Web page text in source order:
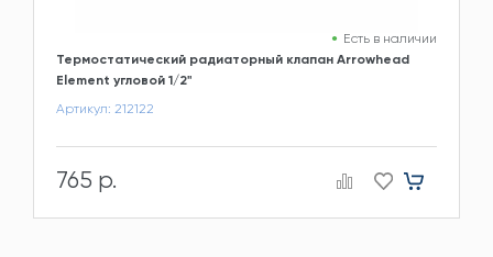
Есть в наличии
Термостатический радиаторный клапан Arrowhead
Element угловой 1/2"
Артикул: 212122
765 р.